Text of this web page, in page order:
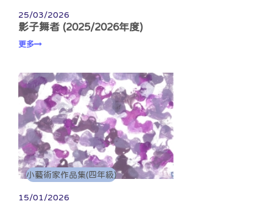
25/03/2026
影子舞者 (2025/2026年度)
更多
小藝術家作品集(四年級)
15/01/2026